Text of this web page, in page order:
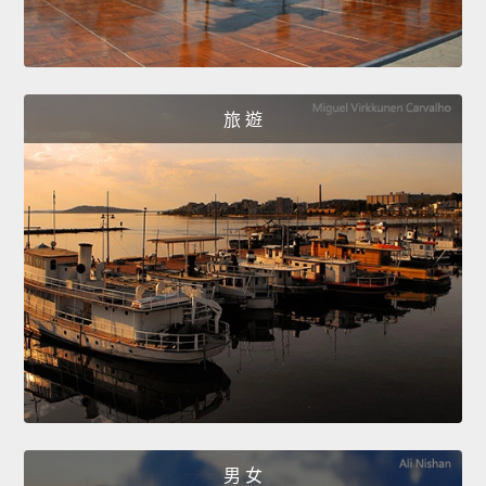
旅 遊
男 女